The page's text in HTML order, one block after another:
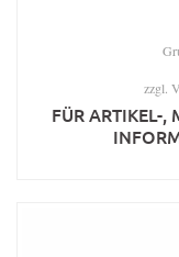
zzgl.
FÜR ARTIKEL-,